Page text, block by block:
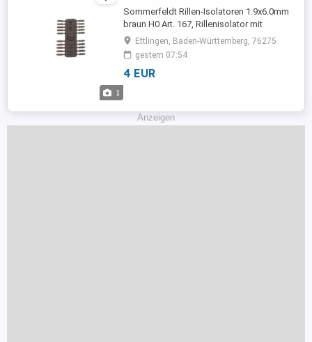
1
Sommerfeldt Rillen-Isolatoren 1.9x6.0mm
braun H0 Art. 167, Rillenisolator mit
Querloch zum Aufstecken (Preis ist für
Beutel mit 40 Stk.) . Alle angebotenen
Artikel sind NEUWARE mit 2 Jahren
gesetzlicher Gewähr und 14 Tagen
Warenkorbrabatt ...
Ettlingen, Baden-Württemberg, 76275
gestern 07:54
4 EUR
Anzeigen